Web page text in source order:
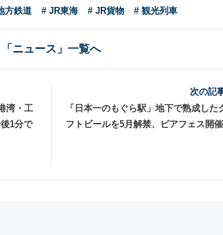
方鉄道 # JR東海 # JR貨物 # 観光列車
「ニュース」一覧へ
湾・工
1分で
次の記
「日本一のもぐら駅」地下で熟成した
フトビールを5月解禁、ビアフェス開